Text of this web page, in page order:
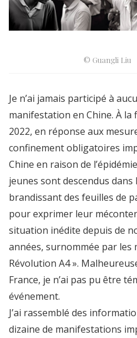
© Guangli Liu
Je n’ai jamais participé à
manifestation en Chine. À la
2022, en réponse aux
confinement obligatoires
Chine en raison de
jeunes sont descendus dans
brandissant des feuilles de
pour exprimer leur
situation inédite depuis de
années, surnommée par les
Révolution A4 ».
France, je n’ai pas pu être
événement.
J’ai rassemblé des
dizaine de manifestations